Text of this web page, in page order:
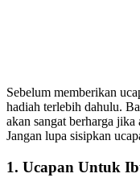
Sebelum memberikan
hadiah terlebih dahulu.
akan sangat berharga
Jangan lupa sisipkan
1. Ucapan Untuk